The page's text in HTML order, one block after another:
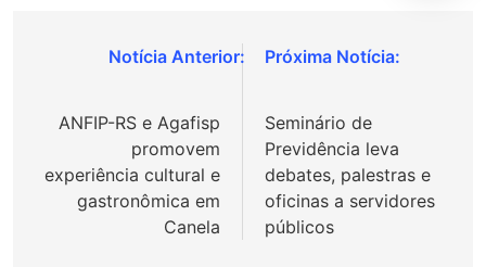
Navegação
Post
ANFIP-RS e Agafisp
promovem
experiência cultural e
gastronômica em
Canela
Seminário de
Previdência leva
debates, palestras e
oficinas a servidores
públicos